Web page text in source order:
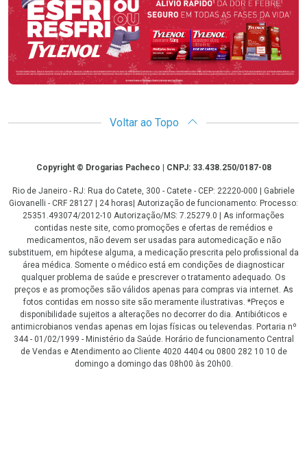
Voltar ao Topo
CopyrightCopyright © Drogarias Pacheco | CNPJ: 33.438.250/0187-08
Rio de Janeiro - RJ: Rua do Catete, 300 - Catete - CEP: 22220-000 | Gabriele
Giovanelli - CRF 28127 | 24 horas| Autorização de funcionamento: Processo:
25351.493074/2012-10 Autorização/MS: 7.25279.0 | As informações
contidas neste site, como promoções e ofertas de remédios e
medicamentos, não devem ser usadas para automedicação e não
substituem, em hipótese alguma, a medicação prescrita pelo profissional da
área médica. Somente o médico está em condições de diagnosticar
qualquer problema de saúde e prescrever o tratamento adequado. Os
preços e as promoções são válidos apenas para compras via internet. As
fotos contidas em nosso site são meramente ilustrativas. *Preços e
disponibilidade sujeitos a alterações no decorrer do dia. Antibióticos e
antimicrobianos vendas apenas em lojas físicas ou televendas. Portaria nº
344 - 01/02/1999 - Ministério da Saúde. Horário de funcionamento Central
de Vendas e Atendimento ao Cliente 4020 4404 ou 0800 282 10 10 de
domingo a domingo das 08h00 às 20h00.